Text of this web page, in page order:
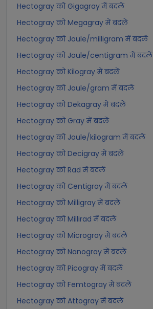
Hectogray को Gigagray में बदलें
Hectogray को Megagray में बदलें
Hectogray को Joule/milligram में बदलें
Hectogray को Joule/centigram में बदलें
Hectogray को Kilogray में बदलें
Hectogray को Joule/gram में बदलें
Hectogray को Dekagray में बदलें
Hectogray को Gray में बदलें
Hectogray को Joule/kilogram में बदलें
Hectogray को Decigray में बदलें
Hectogray को Rad में बदलें
Hectogray को Centigray में बदलें
Hectogray को Milligray में बदलें
Hectogray को Millirad में बदलें
Hectogray को Microgray में बदलें
Hectogray को Nanogray में बदलें
Hectogray को Picogray में बदलें
Hectogray को Femtogray में बदलें
Hectogray को Attogray में बदलें